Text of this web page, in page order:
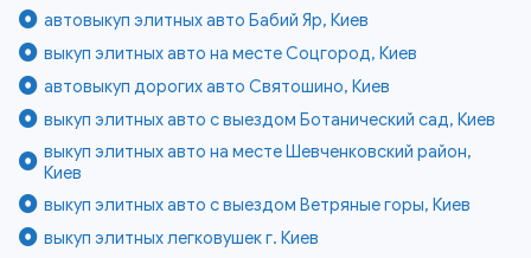
автовыкуп элитных авто Бабий Яр, Киев
выкуп элитных авто на месте Соцгород, Киев
автовыкуп дорогих авто Святошино, Киев
выкуп элитных авто с выездом Ботанический сад, Киев
выкуп элитных авто на месте Шевченковский район,
Киев
выкуп элитных авто с выездом Ветряные горы, Киев
выкуп элитных легковушек г. Киев